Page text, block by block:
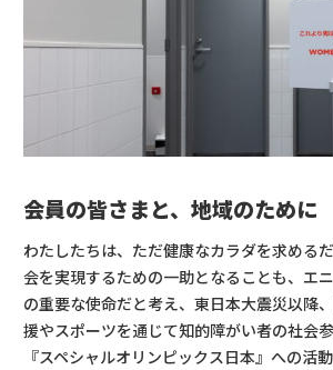
会員の皆さまと、地域のために
わたしたちは、ただ健康なカラダを求める
会を実現するための一助となることも、エ
の重要な使命だと考え、東日本大震災以降
援やスポーツを通じて知的障がい者の社会
『スペシャルオリンピックス日本』への活